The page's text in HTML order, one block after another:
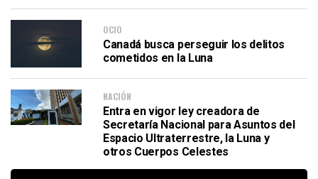
OCIO
Canadá busca perseguir los delitos
cometidos en la Luna
NACIÓN
Entra en vigor ley creadora de
Secretaría Nacional para Asuntos del
Espacio Ultraterrestre, la Luna y
otros Cuerpos Celestes